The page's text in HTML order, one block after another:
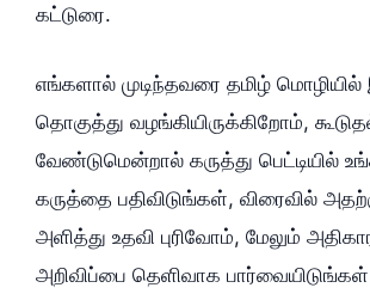
கட்டுரை.
எங்களால் முடிந்தவரை தமிழ்
தொகுத்து வழங்கியிருக்கிறோம்,
வேண்டுமென்றால் கருத்து பெட்டியில்
கருத்தை பதிவிடுங்கள், விரைவில்
அளித்து உதவி புரிவோம், மேலும்
அறிவிப்பை தெளிவாக